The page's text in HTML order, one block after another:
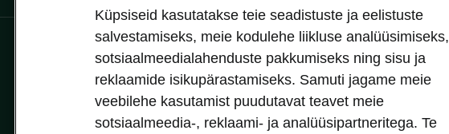
Kindle Rakvere
Škoda garantii
CNG toitega sõidukite toitesüsteemi
Varuosapäring
Varuosad
Küpsiseid kasutatakse teie seadistuste ja eelistuste
salvestamiseks, meie kodulehe liikluse analüüsimiseks,
sotsiaalmeedialahenduste pakkumiseks ning sisu ja
reklaamide isikupärastamiseks. Samuti jagame meie
veebilehe kasutamist puudutavat teavet meie
sotsiaalmeedia-, reklaami- ja analüüsipartneritega. Te